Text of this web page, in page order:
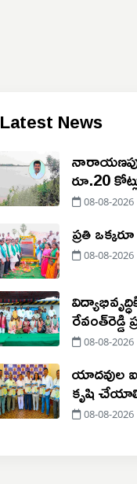
Latest News
రూ.20
08-08-2026
ప్రతి
08-08-2026
రేవంత్‌రెడ్డి
08-08-2026
యాదవుల
కృషి
08-08-2026